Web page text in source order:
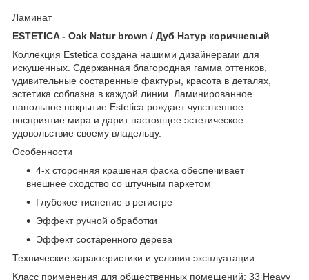
Ламинат
ESTETICA - Oak Natur brown / Дуб Натур коричневый
Коллекция Estetica создана нашими дизайнерами для
искушенных. Сдержанная благородная гамма оттенков,
удивительные состаренные фактуры, красота в деталях,
эстетика соблазна в каждой линии. Ламинированное
напольное покрытие Estetica рождает чувственное
восприятие мира и дарит настоящее эстетическое
удовольствие своему владельцу.
Особенности
4-х сторонняя крашеная фаска обеспечивает
внешнее сходство со штучным паркетом
Глубокое тиснение в регистре
Эффект ручной обработки
Эффект состаренного дерева
Технические характеристики и условия эксплуатации
Класс применения для общественных помещений: 33 Heavy